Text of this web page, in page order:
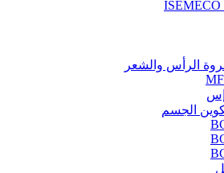
ISEMECO
الرأس والشعر
الجسم